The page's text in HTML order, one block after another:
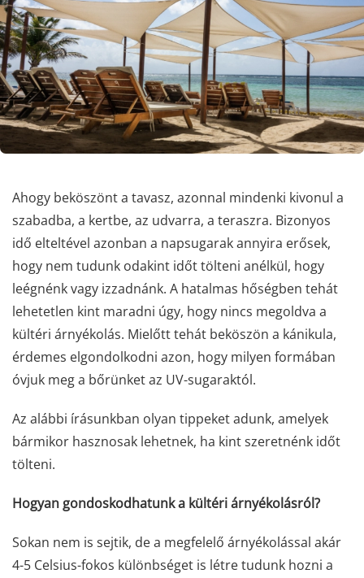
Ahogy beköszönt a tavasz, azonnal mindenki kivonul a
szabadba, a kertbe, az udvarra, a teraszra. Bizonyos
idő elteltével azonban a napsugarak annyira erősek,
hogy nem tudunk odakint időt tölteni anélkül, hogy
leégnénk vagy izzadnánk. A hatalmas hőségben tehát
lehetetlen kint maradni úgy, hogy nincs megoldva a
kültéri árnyékolás. Mielőtt tehát beköszön a kánikula,
érdemes elgondolkodni azon, hogy milyen formában
óvjuk meg a bőrünket az UV-sugaraktól.
Az alábbi írásunkban olyan tippeket adunk, amelyek
bármikor hasznosak lehetnek, ha kint szeretnénk időt
tölteni.
Hogyan gondoskodhatunk a kültéri árnyékolásról?
Sokan nem is sejtik, de a megfelelő árnyékolással akár
4-5 Celsius-fokos különbséget is létre tudunk hozni a